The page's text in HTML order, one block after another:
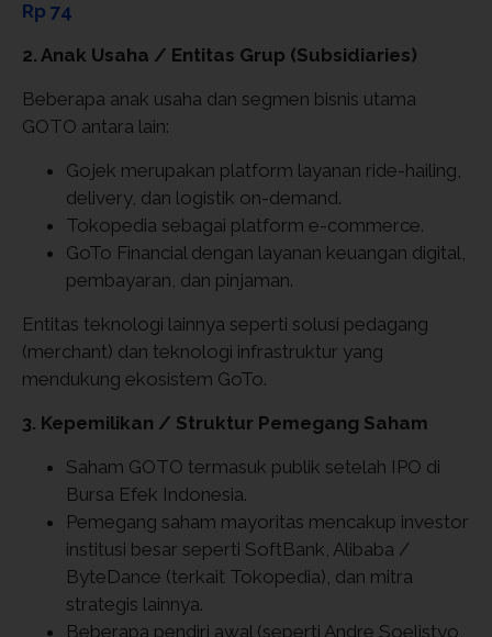
Rp 74
2. Anak Usaha / Entitas Grup (Subsidiaries)
Beberapa anak usaha dan segmen bisnis utama
GOTO antara lain:
Gojek merupakan platform layanan ride-hailing,
delivery, dan logistik on-demand.
Tokopedia sebagai platform e-commerce.
GoTo Financial dengan layanan keuangan digital,
pembayaran, dan pinjaman.
Entitas teknologi lainnya seperti solusi pedagang
(merchant) dan teknologi infrastruktur yang
mendukung ekosistem GoTo.
3. Kepemilikan / Struktur Pemegang Saham
Saham GOTO termasuk publik setelah IPO di
Bursa Efek Indonesia.
Pemegang saham mayoritas mencakup investor
institusi besar seperti SoftBank, Alibaba /
ByteDance (terkait Tokopedia), dan mitra
strategis lainnya.
Beberapa pendiri awal (seperti Andre Soelistyo,